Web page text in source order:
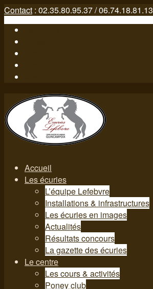
Contact : 02.35.80.95.37 / 06.74.18.81.13
Accueil
Les écuries
L’équipe Lefebvre
Installations & infrastructures
Les écuries en images
Actualités
Résultats concours
La gazette des écuries
Le centre
Les cours & activités
Poney club